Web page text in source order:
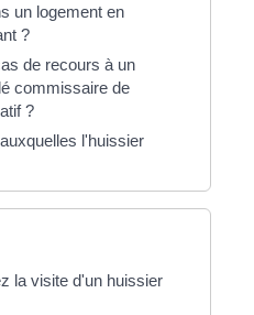
un logement en
?
de recours à un
commissaire de
?
l'huissier
la visite d'un huissier